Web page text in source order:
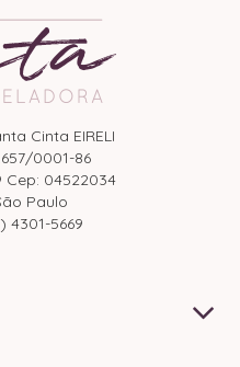
Cinta EIRELI
0001-86
Cep: 04522034
Paulo
4301-5669